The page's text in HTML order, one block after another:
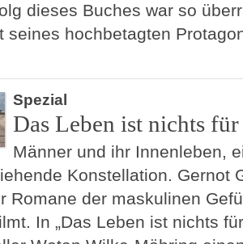
dieses Buches war so
seines hochbetagten
Spezial
Das Leben ist nichts
Männer und ihr Innenleben,
Konstellation. Gernot
Romane der maskulinen
In „Das Leben ist nichts